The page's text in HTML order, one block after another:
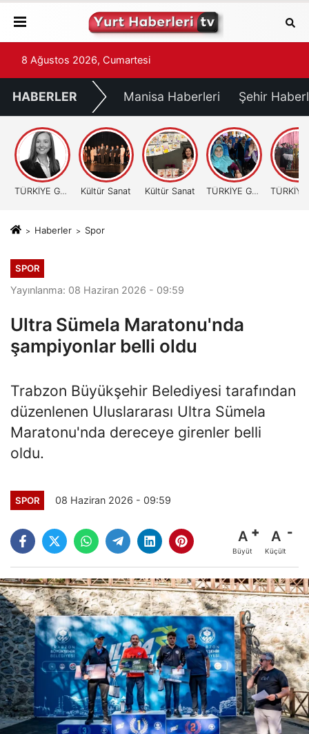
8 Ağustos 2026, Cumartesi
HABERLER Manisa Haberleri Şehir
TÜRKİYE GÜNDEMİ Kültür Sanat Kültür Sanat TÜRKİYE GÜNDEMİ
Haberler Spor
SPOR
Yayınlanma: 08 Haziran 2026 - 09:59
Ultra Sümela Maratonu'nda
şampiyonlar belli oldu
Trabzon Büyükşehir Belediyesi tarafından
düzenlenen Uluslararası Ultra Sümela
Maratonu'nda dereceye girenler belli
oldu.
SPOR 08 Haziran 2026 - 09:59
A
Büyüt
A
Küçült